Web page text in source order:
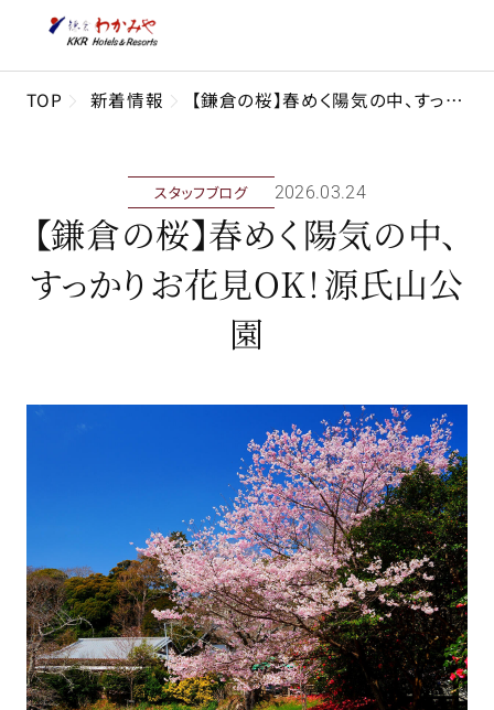
TOP 新着情報 【鎌倉の桜】春めく陽気の中、すっかりお花見OK！源氏山公園
【鎌倉の桜】春めく陽気の中、
すっかりお花見OK！源氏山公
園
2026年03月24日
スタッフブログ